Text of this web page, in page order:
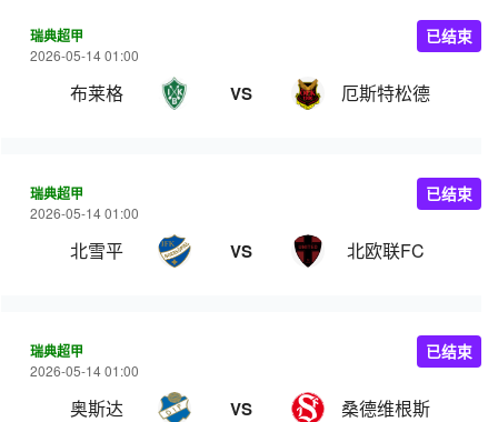
瑞典超甲
2026-05-14 01:00
布莱格 VS 厄斯特松德
已结束
瑞典超甲
2026-05-14 01:00
北雪平 VS 北欧联FC
已结束
瑞典超甲
2026-05-14 01:00
奥斯达 VS 桑德维根斯
已结束